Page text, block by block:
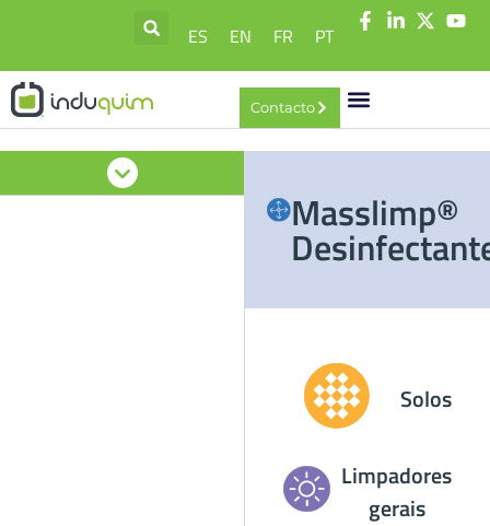
ES EN FR PT
Contacto
Masslimp®
Solos
Limpadores
gerais